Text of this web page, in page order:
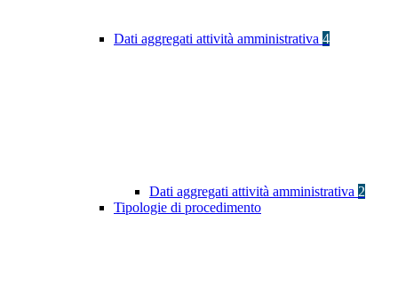
Dati aggregati attività amministrativa 4
Dati aggregati attività amministrativa 2
Tipologie di procedimento